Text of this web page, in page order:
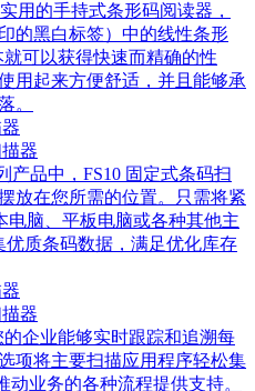
用的手持式条形码阅读器，
的黑白标签）中的线性条形
可以获得快速而精确的性
用起来方便舒适，并且能够承
。
产品中，FS10 固定式条码扫
放在您所需的位置。只需将紧
电脑、平板电脑或各种其他主
质条码数据，满足优化库存
企业能够实时跟踪和追溯每
项将主要扫描应用程序轻松集
动业务的各种流程提供支持。